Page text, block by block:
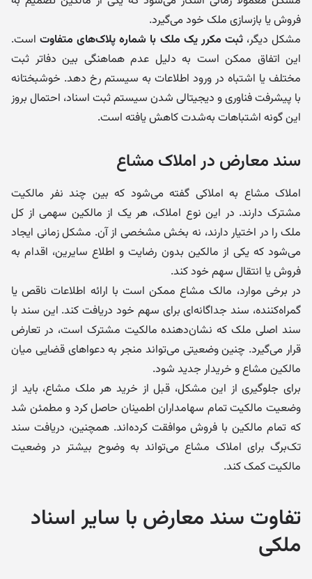
فروش یا بازسازی ملک خود می‌گیرد.
مشکل دیگر،ثبت مکرر یک ملک با شماره پلاک‌های متفاوتاست.
این اتفاق ممکن است به دلیل عدم هماهنگی بین دفاتر ثبت
مختلف یا اشتباه در ورود اطلاعات به سیستم رخ دهد. خوشبختانه
با پیشرفت فناوری و دیجیتالی شدن سیستم ثبت اسناد، احتمال بروز
این گونه اشتباهات به‌شدت کاهش یافته است.
سند معارض در املاک مشاع
املاک مشاع به املاکی گفته می‌شود که بین چند نفر مالکیت
مشترک دارند. در این نوع املاک، هر یک از مالکین سهمی از کل
ملک را در اختیار دارند، نه بخش مشخصی از آن. مشکل زمانی ایجاد
می‌شود که یکی از مالکین بدون رضایت و اطلاع سایرین، اقدام به
فروش یا انتقال سهم خود کند.
در برخی موارد، مالک مشاع ممکن است با ارائه اطلاعات ناقص یا
گمراه‌کننده، سند جداگانه‌ای برای سهم خود دریافت کند. این سند با
سند اصلی ملک که نشان‌دهنده مالکیت مشترک است، در تعارض
قرار می‌گیرد. چنین وضعیتی می‌تواند منجر به دعواهای قضایی میان
مالکین مشاع و خریدار جدید شود.
برای جلوگیری از این مشکل، قبل از خرید هر ملک مشاع، باید از
وضعیت مالکیت تمام سهامداران اطمینان حاصل کرد و مطمئن شد
که تمام مالکین با فروش موافقت کرده‌اند. همچنین، دریافت سند
تک‌برگ برای املاک مشاع می‌تواند به وضوح بیشتر در وضعیت
مالکیت کمک کند.
تفاوت سند معارض با سایر اسناد
ملکی